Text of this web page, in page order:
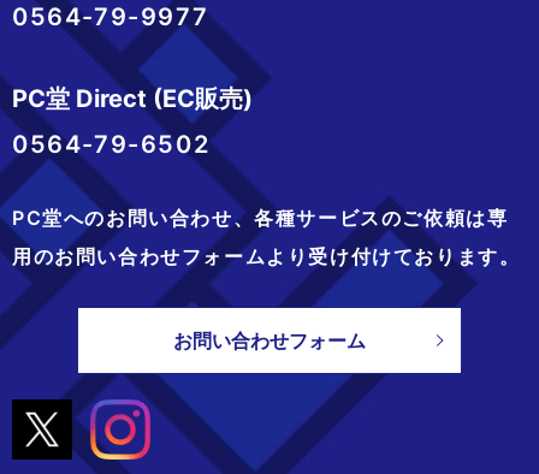
0564-79-9977
PC堂 Direct (EC販売)
0564-79-6502
PC堂へのお問い合わせ、各種サービスのご依頼は専
用のお問い合わせフォームより 受け付けております。
お問い合わせフォーム